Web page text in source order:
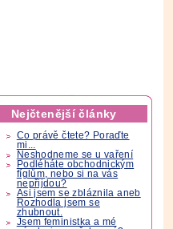
Nejčtenější články
Co právě čtete? Poraďte
mi...
Neshodneme se u vaření
Podléháte obchodnickým
fíglům, nebo si na vás
nepřijdou?
Asi jsem se zbláznila aneb
Rozhodla jsem se
zhubnout.
Jsem feministka a mé